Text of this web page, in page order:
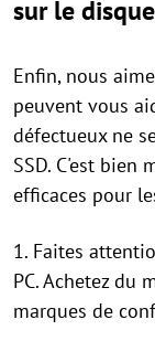
sur le
Enfin, nous
peuvent vous
défectueux ne
SSD. C'est bien
efficaces pour
1. Faites
PC. Achetez du
marques de